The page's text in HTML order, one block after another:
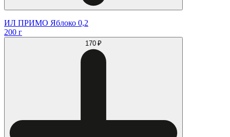
ИЛ ПРИМО Яблоко 0,2
200 г
170 ₽